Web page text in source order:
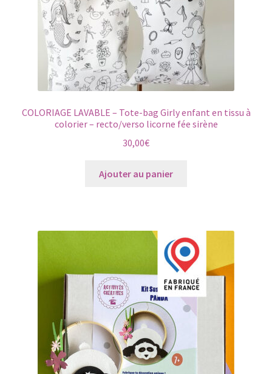
page
du
produit
COLORIAGE LAVABLE – Tote-bag Girly enfant en tissu à
colorier – recto/verso licorne fée sirène
30,00€
Ajouter au panier